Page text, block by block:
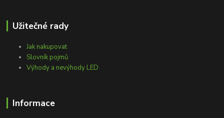
Užitečné rady
Jak nakupovat
Slovník pojmů
Výhody a nevýhody LED
Informace